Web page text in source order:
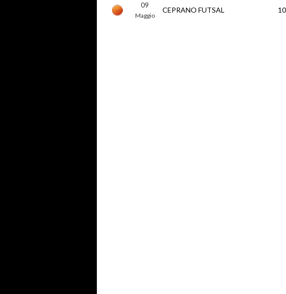
09
Maggio
CEPRANO FUTSAL